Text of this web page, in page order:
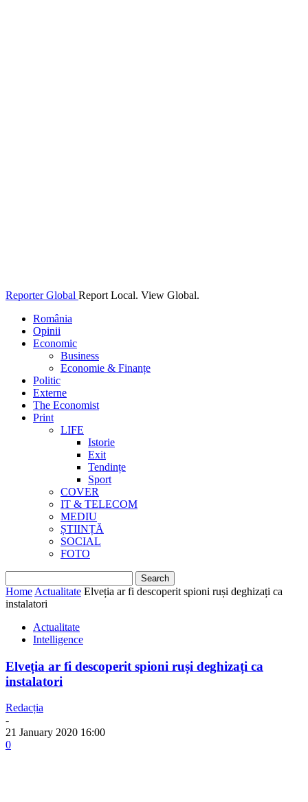
Reporter Global Report Local. View Global.
România
Opinii
Economic
Business
Economie & Finanțe
Politic
Externe
The Economist
Print
LIFE
Istorie
Exit
Tendințe
Sport
COVER
IT & TELECOM
MEDIU
ȘTIINȚĂ
SOCIAL
FOTO
Home Actualitate Elveția ar fi descoperit spioni ruși deghizați ca
instalatori
Actualitate
Intelligence
Elveția ar fi descoperit spioni ruși deghizați ca
instalatori
Redacția
-
21 January 2020 16:00
0